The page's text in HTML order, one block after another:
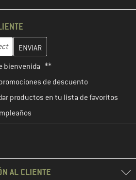
de correo electrónico y crea tu
bienvenida **
de descuento
productos en tu lista de favoritos
AL CLIENTE